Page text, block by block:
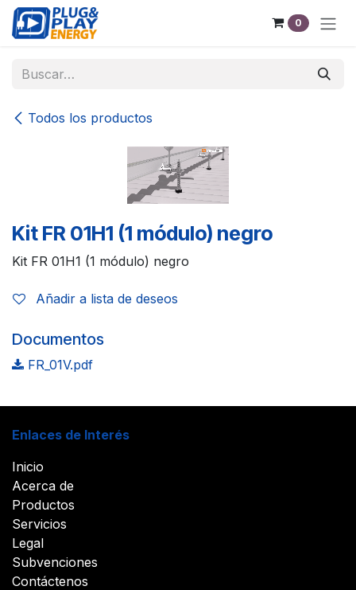
Ir al contenido
0
Todos los productos
Kit FR 01H1 (1 módulo) negro
Kit FR 01H1 (1 módulo) negro
Añadir a lista de deseos
Documentos
FR_01V.pdf
Enlaces de Interés
Inicio
Acerca de
Productos
Servicios
Legal
Subvenciones
Contáctenos